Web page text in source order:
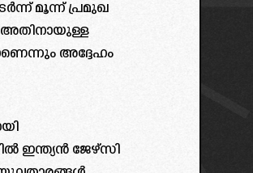
മൂന്ന് പ്രമുഖ
അതിനായുള്ള
അദ്ദേഹം
ഇന്ത്യൻ ജേഴ്സി